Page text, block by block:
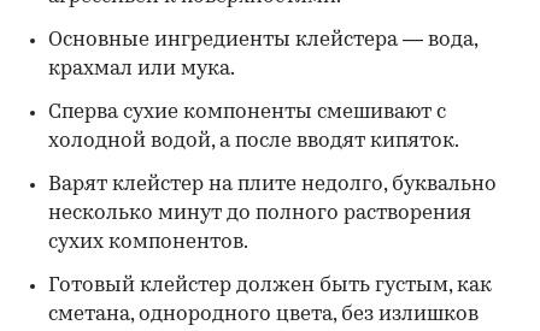
Основные ингредиенты клейстера — вода,
крахмал или мука.
Сперва сухие компоненты смешивают с
холодной водой, а после вводят кипяток.
Варят клейстер на плите недолго, буквально
несколько минут до полного растворения
сухих компонентов.
Готовый клейстер должен быть густым, как
сметана, однородного цвета, без излишков